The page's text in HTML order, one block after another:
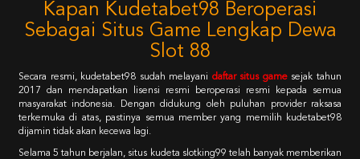
Kapan Kudetabet98 Beroperasi
Sebagai Situs Game Lengkap Dewa
Slot 88
Secara resmi, kudetabet98 sudah melayani daftar situs game sejak tahun
2017 dan mendapatkan lisensi resmi beroperasi resmi kepada semua
masyarakat indonesia. Dengan didukung oleh puluhan provider raksasa
terkemuka di atas, pastinya semua member yang memilih kudetabet98
dijamin tidak akan kecewa lagi.
Selama 5 tahun berjalan, situs kudeta slotking99 telah banyak memberikan